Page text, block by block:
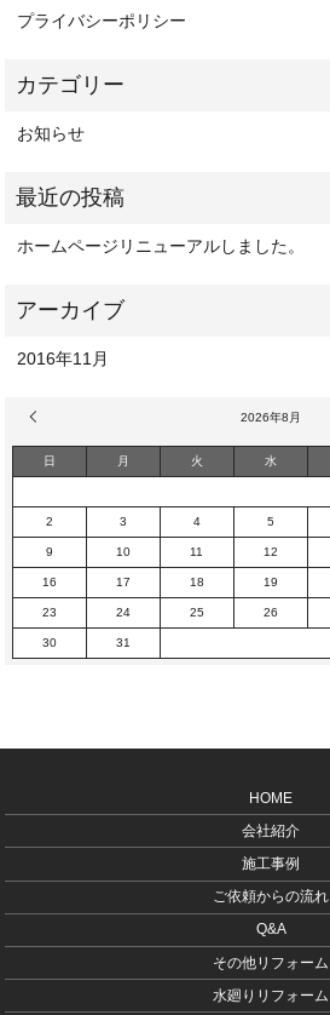
プライバシーポリシー
お知らせ
ホームページリニューアルしました。
2016年11月
2026年8月
日 月 火 水
2 3 4 5
9 10 11 12
16 17 18 19
23 24 25 26
30 31
HOME
会社紹介
施工事例
ご依頼からの流れ
Q&A
その他リフォーム
水廻りリフォーム